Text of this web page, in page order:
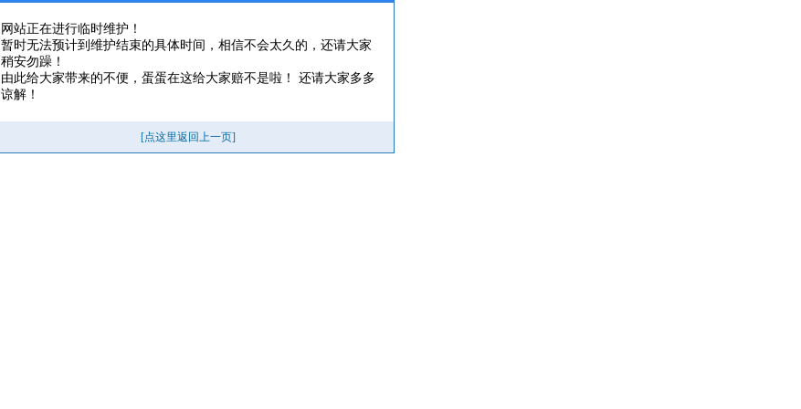
网站正在进行临时维护！
暂时无法预计到维护结束的具体时间，相信不会太久的，还请大家
稍安勿躁！
由此给大家带来的不便，蛋蛋在这给大家赔不是啦！ 还请大家多多
谅解！
[点这里返回上一页]